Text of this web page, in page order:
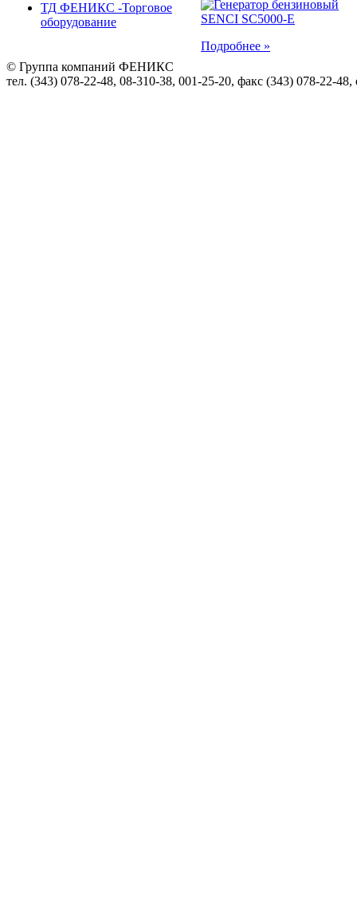
ТД ФЕНИКС -Торговое
оборудование
Подробнее »
© Группа компаний ФЕНИКС
тел. (343) 078-22-48, 08-310-38, 001-25-20, факс (343) 078-22-